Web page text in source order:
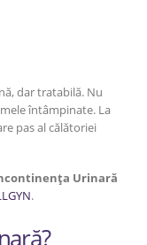
dar tratabilă. Nu
întâmpinate. La
pas al călătoriei
Urinară
.